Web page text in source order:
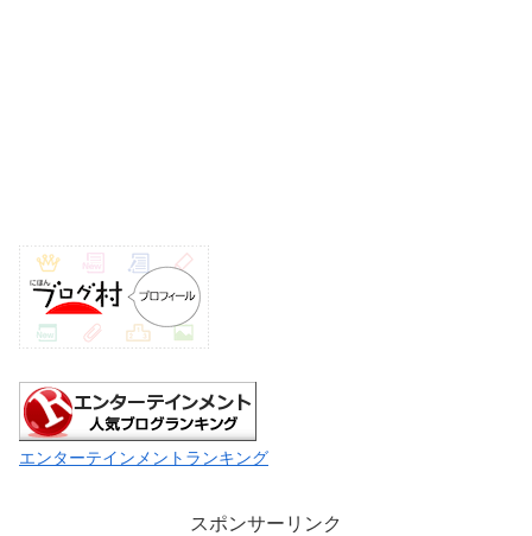
エンターテインメントランキング
スポンサーリンク